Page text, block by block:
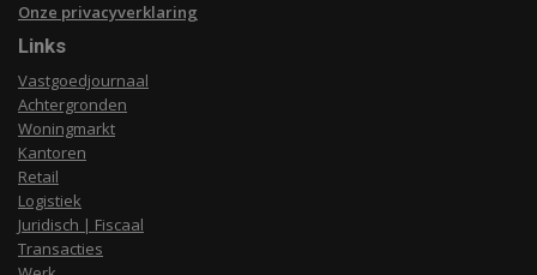
Onze privacyverklaring
Links
Vastgoedjournaal
Achtergronden
Woningmarkt
Kantoren
Retail
Logistiek
Juridisch | Fiscaal
Transacties